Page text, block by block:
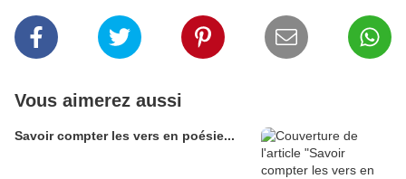
Vous aimerez aussi
Savoir compter les vers en poésie...